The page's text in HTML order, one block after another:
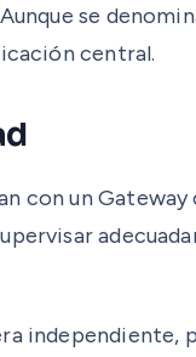
se
central.
con un